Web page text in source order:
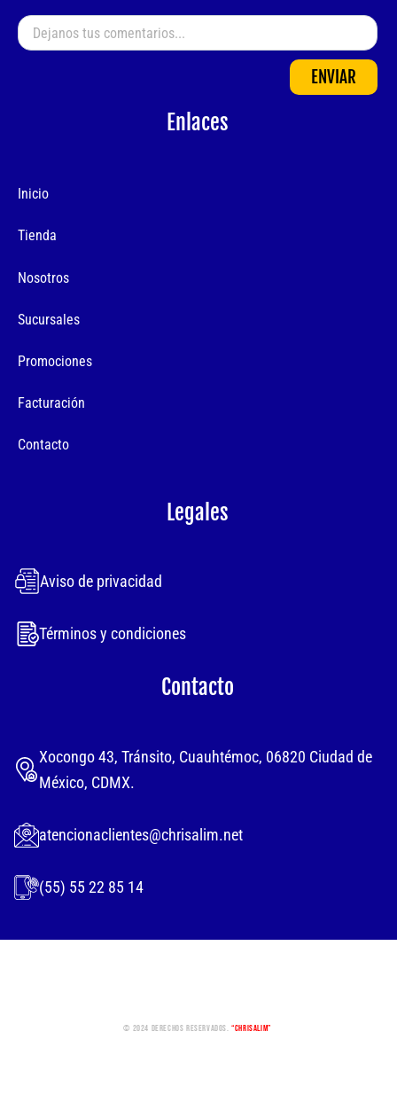
ENVIAR
Enlaces
Inicio
Tienda
Nosotros
Sucursales
Promociones
Facturación
Contacto
Legales
Aviso de privacidad
Términos y condiciones
Contacto
Xocongo 43, Tránsito, Cuauhtémoc, 06820 Ciudad de
México, CDMX.
atencionaclientes@chrisalim.net
(55) 55 22 85 14
© 2024 Derechos Reservados.“Chrisalim”